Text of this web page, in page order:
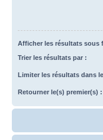
Afficher les résultats sous
Trier les résultats par :
Limiter les résultats dans
Retourner le(s) premier(s) :